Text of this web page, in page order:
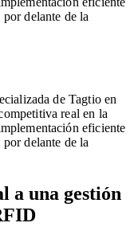
delante de la
de Tagtio en
real en la
eficiente
delante de la
a una gestión